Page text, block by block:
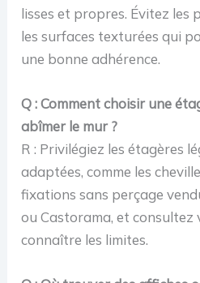
lisses et propres. Évitez les
les surfaces texturées qui
une bonne adhérence.
Q : Comment choisir une
abîmer le mur ?
R : Privilégiez les étagères
adaptées, comme les
fixations sans perçage
ou Castorama, et
connaître les limites.